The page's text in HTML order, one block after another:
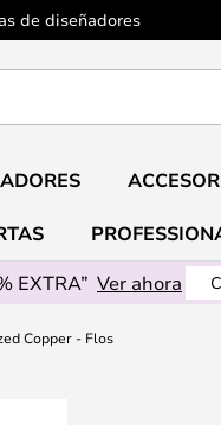
de diseñadores
EXTRA” Ver ahora
Copper - Flos